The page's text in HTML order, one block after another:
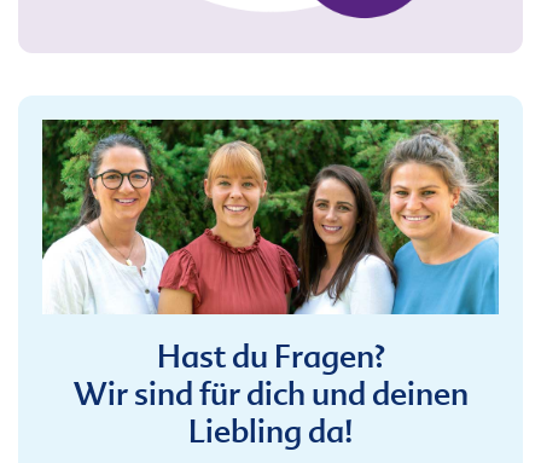
Hast du Fragen?
Wir sind für dich und deinen
Liebling da!